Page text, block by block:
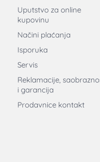
Uputstvo za online
kupovinu
Načini plaćanja
Isporuka
Servis
Reklamacije,
i garancija
Prodavnice kontakt